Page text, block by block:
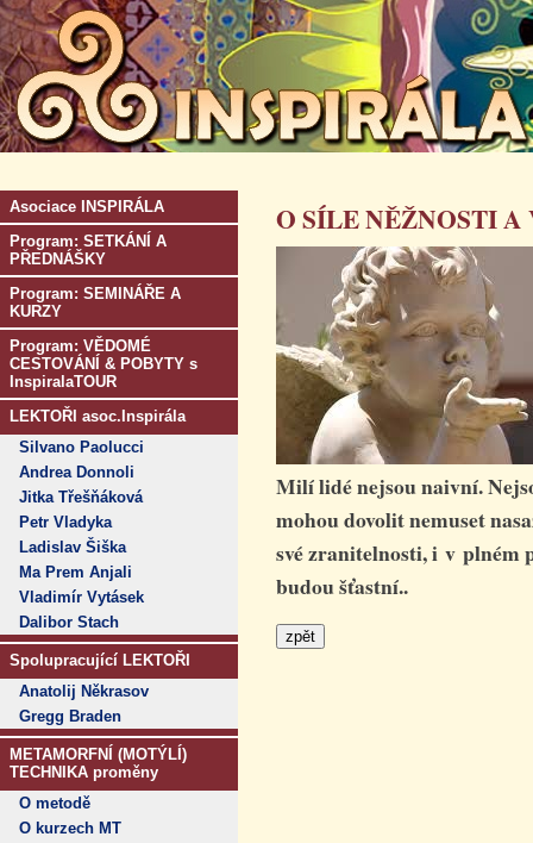
Asociace INSPIRÁLA
Program: SETKÁNÍ A
PŘEDNÁŠKY
Program: SEMINÁŘE A
KURZY
Program: VĚDOMÉ
CESTOVÁNÍ & POBYTY s
InspiralaTOUR
LEKTOŘI asoc.Inspirála
Silvano Paolucci
Andrea Donnoli
Jitka Třešňáková
Petr Vladyka
Ladislav Šiška
Ma Prem Anjali
Vladimír Vytásek
Dalibor Stach
Spolupracující LEKTOŘI
Anatolij Někrasov
Gregg Braden
METAMORFNÍ (MOTÝLÍ)
TECHNIKA proměny
O metodě
O kurzech MT
O SÍLE NĚŽNOSTI
Milí lidé nejsou naivní.
mohou dovolit nemuset
své zranitelnosti, i v plném
budou šťastní..